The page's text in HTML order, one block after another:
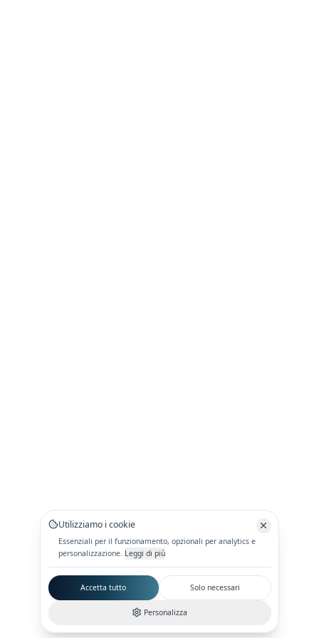
Utilizziamo i cookie
Essenziali per il funzionamento, opzionali per analytics e
personalizzazione. Leggi di più
Accetta tutto Solo necessari
Personalizza